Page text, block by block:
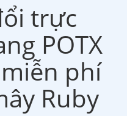
trực
POTX
phí
Ruby